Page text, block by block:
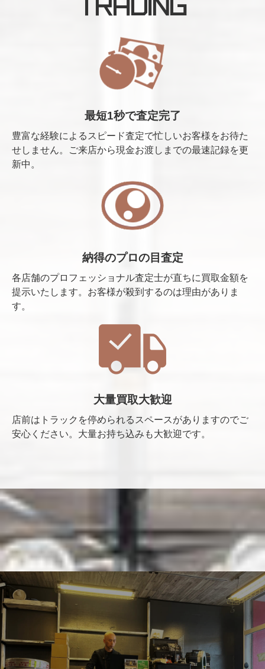
TRADING
最短1秒で査定完了
豊富な経験によるスピード査定で忙しいお客様をお待た
せしません。ご来店から現金お渡しまでの最速記録を更
新中。
納得のプロの目査定
各店舗のプロフェッショナル査定士が直ちに買取金額を
提示いたします。お客様が殺到するのは理由がありま
す。
大量買取大歓迎
店前はトラックを停められるスペースがありますのでご
安心ください。大量お持ち込みも大歓迎です。